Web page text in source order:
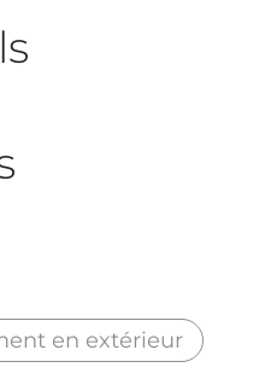
en extérieur